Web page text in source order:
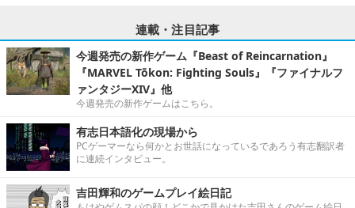
連載・注目記事
今週発売の新作ゲーム『Beast of Reincarnation』
『MARVEL Tōkon: Fighting Souls』『ファイナルフ
ァンタジーXIV』他
今週発売の新作ゲームはこちら。
有志日本語化の現場から
PCゲーマーなら何かとお世話になっているであろう有志翻訳者
に連続インタビュー。
吉田輝和のゲームプレイ絵日記